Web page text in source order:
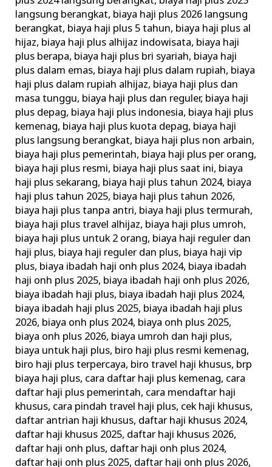
langsung berangkat, biaya haji plus 2026 langsung
berangkat, biaya haji plus 5 tahun, biaya haji plus al
hijaz, biaya haji plus alhijaz indowisata, biaya haji
plus berapa, biaya haji plus bri syariah, biaya haji
plus dalam emas, biaya haji plus dalam rupiah, biaya
haji plus dalam rupiah alhijaz, biaya haji plus dan
masa tunggu, biaya haji plus dan reguler, biaya haji
plus depag, biaya haji plus indonesia, biaya haji plus
kemenag, biaya haji plus kuota depag, biaya haji
plus langsung berangkat, biaya haji plus non arbain,
biaya haji plus pemerintah, biaya haji plus per orang,
biaya haji plus resmi, biaya haji plus saat ini, biaya
haji plus sekarang, biaya haji plus tahun 2024, biaya
haji plus tahun 2025, biaya haji plus tahun 2026,
biaya haji plus tanpa antri, biaya haji plus termurah,
biaya haji plus travel alhijaz, biaya haji plus umroh,
biaya haji plus untuk 2 orang, biaya haji reguler dan
haji plus, biaya haji reguler dan plus, biaya haji vip
plus, biaya ibadah haji onh plus 2024, biaya ibadah
haji onh plus 2025, biaya ibadah haji onh plus 2026,
biaya ibadah haji plus, biaya ibadah haji plus 2024,
biaya ibadah haji plus 2025, biaya ibadah haji plus
2026, biaya onh plus 2024, biaya onh plus 2025,
biaya onh plus 2026, biaya umroh dan haji plus,
biaya untuk haji plus, biro haji plus resmi kemenag,
biro haji plus terpercaya, biro travel haji khusus, brp
biaya haji plus, cara daftar haji plus kemenag, cara
daftar haji plus pemerintah, cara mendaftar haji
khusus, cara pindah travel haji plus, cek haji khusus,
daftar antrian haji khusus, daftar haji khusus 2024,
daftar haji khusus 2025, daftar haji khusus 2026,
daftar haji onh plus, daftar haji onh plus 2024,
daftar haji onh plus 2025, daftar haji onh plus 2026,